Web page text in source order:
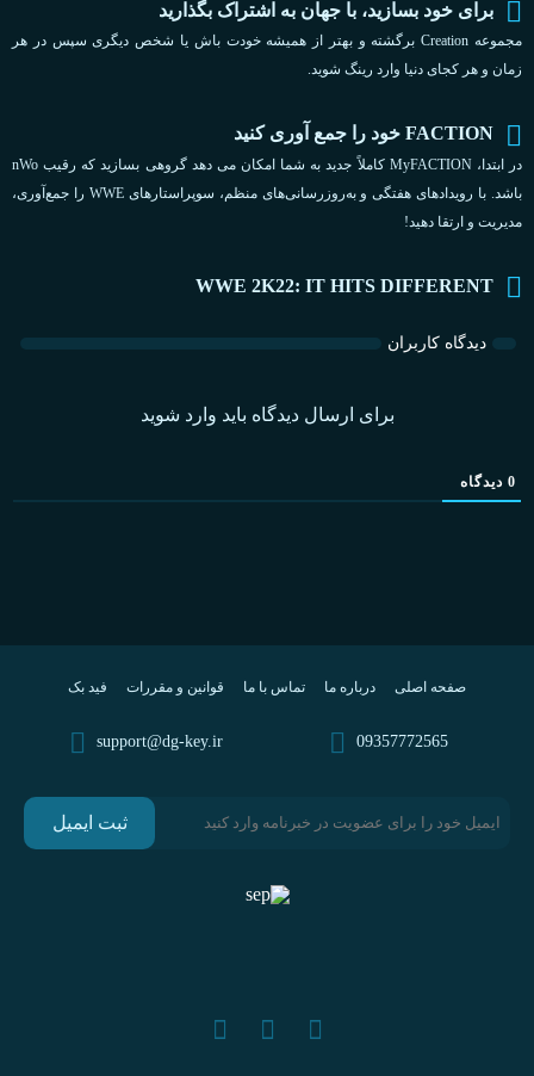
برای خود بسازید، با جهان به اشتراک بگذارید
مجموعه Creation برگشته و بهتر از همیشه خودت باش یا شخص دیگری سپس در هر
زمان و هر کجای دنیا وارد رینگ شوید.
FACTION خود را جمع آوری کنید
در ابتدا، MyFACTION کاملاً جدید به شما امکان می دهد گروهی بسازید که رقیب nWo
باشد. با رویدادهای هفتگی و به‌روزرسانی‌های منظم، سوپراستارهای WWE را جمع‌آوری،
مدیریت و ارتقا دهید!
WWE 2K22: IT HITS DIFFERENT
دیدگاه کاربران
برای ارسال دیدگاه باید وارد شوید
0 دیدگاه
صفحه اصلی درباره ما تماس با ما قوانین و مقررات فید بک
09357772565
support@dg-key.ir
ثبت ایمیل